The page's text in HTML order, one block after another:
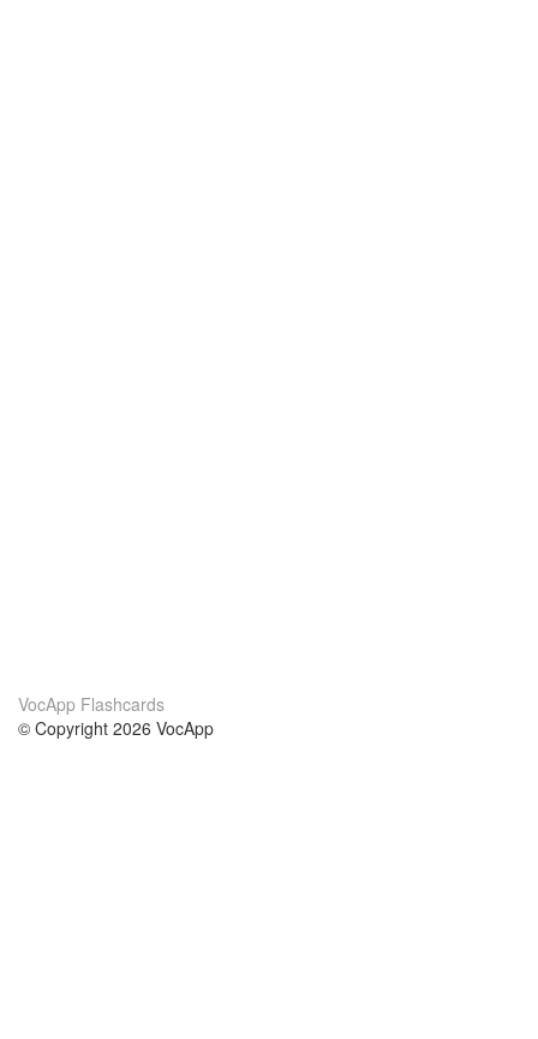
VocApp Flashcards
© Copyright 2026 VocApp